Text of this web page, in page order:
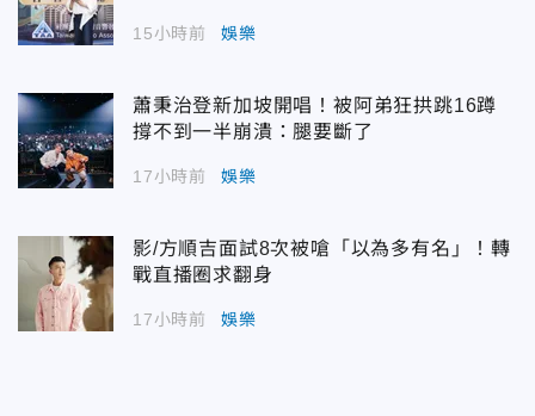
15小時前 娛樂
蕭秉治登新加坡開唱！被阿弟狂拱跳16蹲
撐不到一半崩潰：腿要斷了
17小時前 娛樂
影/方順吉面試8次被嗆「以為多有名」！轉
戰直播圈求翻身
17小時前 娛樂